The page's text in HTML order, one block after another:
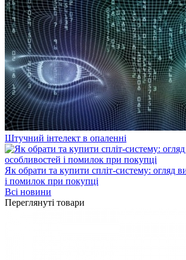
Штучний інтелект в опаленні
Як обрати та купити спліт-систему: огляд
і помилок при покупці
Всі новини
Переглянуті товари